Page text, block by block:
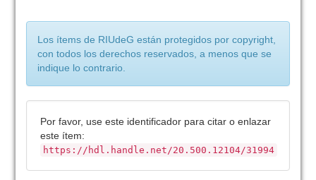
Los ítems de RIUdeG están protegidos por copyright,
con todos los derechos reservados, a menos que se
indique lo contrario.
Por favor, use este identificador para citar o enlazar
este ítem:
https://hdl.handle.net/20.500.12104/31994